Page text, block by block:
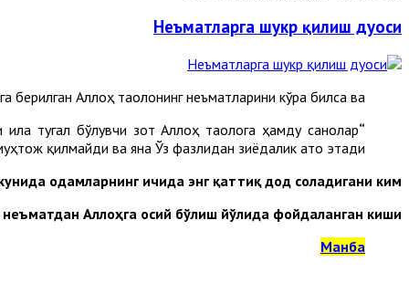
Неъматларга шукр қилиш дуоси
берилган Аллоҳ таолонинг неъматларини кўра билса ва:
“Алҳамду лиллаҳиллазий биниъматиҳи татиммус солиҳат”
тугал бўлувчи зот Аллоҳ таолога ҳамду санолар
қилмайди ва яна Ўз фазлидан зиёдалик ато этади.
одамларнинг ичида энг қаттиқ дод соладигани ким?”.
Аллоҳга осий бўлиш йўлида фойдаланган киши”.
Манба